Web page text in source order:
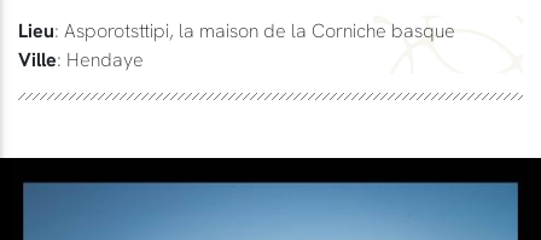
Lieu: Asporotsttipi, la maison de la Corniche basque
Ville: Hendaye